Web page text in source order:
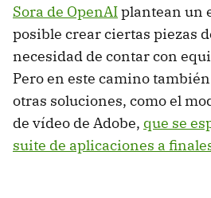
Sora de OpenAIplantean un
posible crear ciertas piezas
necesidad de contar con
Pero en este camino
otras soluciones, como el
de vídeo de Adobe, que se
suite de aplicaciones a